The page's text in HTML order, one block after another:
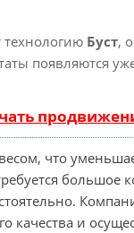
технологию Буст,
появляются
что
большое
качества и